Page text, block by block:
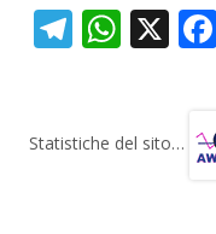
T
gr
W
s
X
Statistiche del sito…